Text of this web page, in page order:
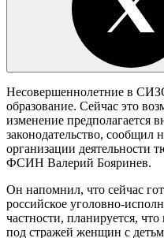
Несовершеннолетние в
образование. Сейчас это
изменение предполагается
законодательство, сообщил
организации деятельности
ФСИН Валерий Бояринев.
Он напомнил, что сейчас
российское уголовно-
частности, планируется,
под стражей женщин с